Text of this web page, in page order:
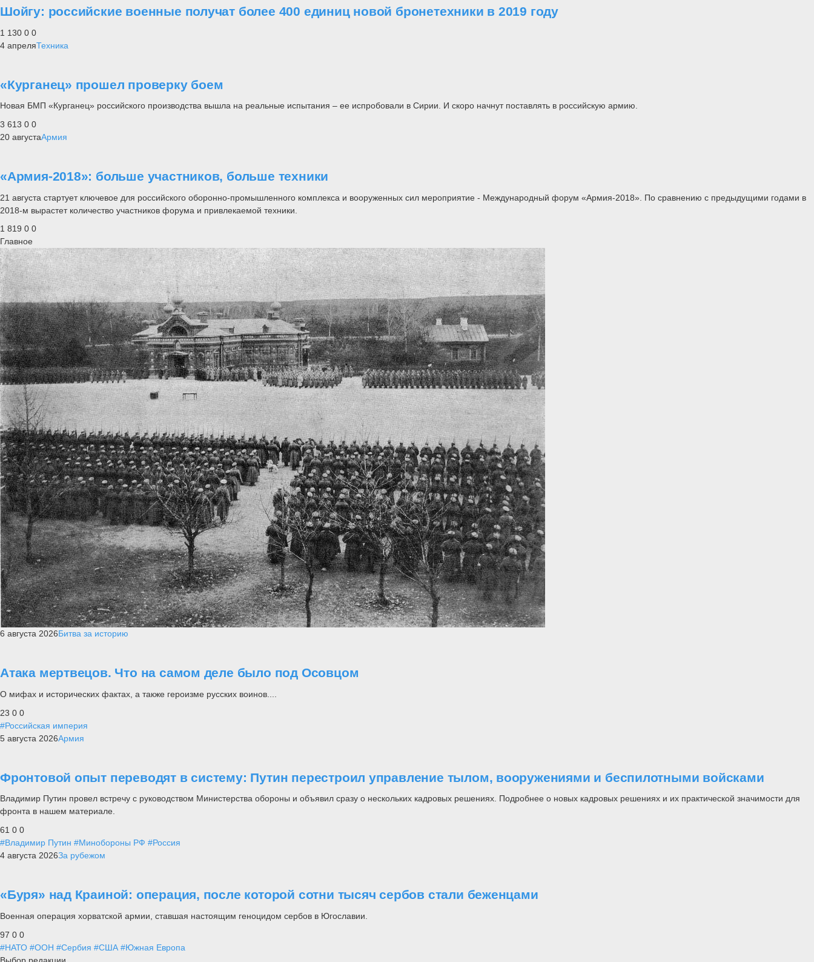
Шойгу: российские военные получат более 400 единиц новой бронетехники в 2019 году
1 130 0 0
4 апреляТехника
«Курганец» прошел проверку боем
Новая БМП «Курганец» российского производства вышла на реальные испытания – ее испробовали в Сирии. И скоро начнут поставлять в российскую армию.
3 613 0 0
20 августаАрмия
«Армия-2018»: больше участников, больше техники
21 августа стартует ключевое для российского оборонно-промышленного комплекса и вооруженных сил мероприятие - Международный форум «Армия-2018». По сравнению с предыдущими годами в
2018-м вырастет количество участников форума и привлекаемой техники.
1 819 0 0
Главное
6 августа 2026Битва за историю
Атака мертвецов. Что на самом деле было под Осовцом
О мифах и исторических фактах, а также героизме русских воинов....
23 0 0
#Российская империя
5 августа 2026Армия
Фронтовой опыт переводят в систему: Путин перестроил управление тылом, вооружениями и беспилотными войсками
Владимир Путин провел встречу с руководством Министерства обороны и объявил сразу о нескольких кадровых решениях. Подробнее о новых кадровых решениях и их практической значимости для
фронта в нашем материале.
61 0 0
#Владимир Путин #Минобороны РФ #Россия
4 августа 2026За рубежом
«Буря» над Краиной: операция, после которой сотни тысяч сербов стали беженцами
Военная операция хорватской армии, ставшая настоящим геноцидом сербов в Югославии.
97 0 0
#НАТО #ООН #Сербия #США #Южная Европа
Выбор редакции